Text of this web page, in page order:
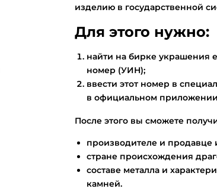
изделию в государственной
Для этого нужно:
найти на бирке украшения
номер (УИН);
ввести этот номер в
в официальном
После этого вы сможете
производителе и продавце
стране происхождения
составе металла и
камней.